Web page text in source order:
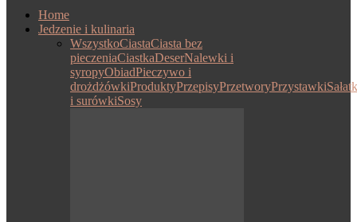
Home
Jedzenie i kulinaria
WszystkoCiastaCiasta bez
pieczeniaCiastkaDeserNalewki i
syropyObiadPieczywo i
drożdżówkiProduktyPrzepisyPrzetworyPrzystawki
i surówkiSosy